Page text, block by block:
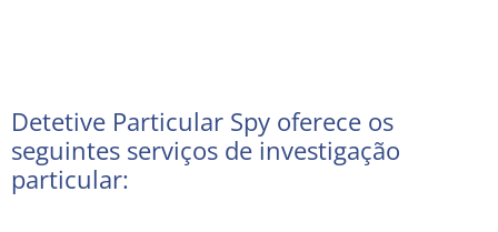
Detetive Particular Spy oferece os
seguintes serviços de investigação
particular: